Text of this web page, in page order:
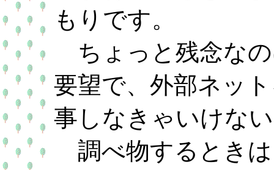
もりです。
ちょっと残念な
要望で、外部ネッ
事しなきゃいけな
調べ物するとき